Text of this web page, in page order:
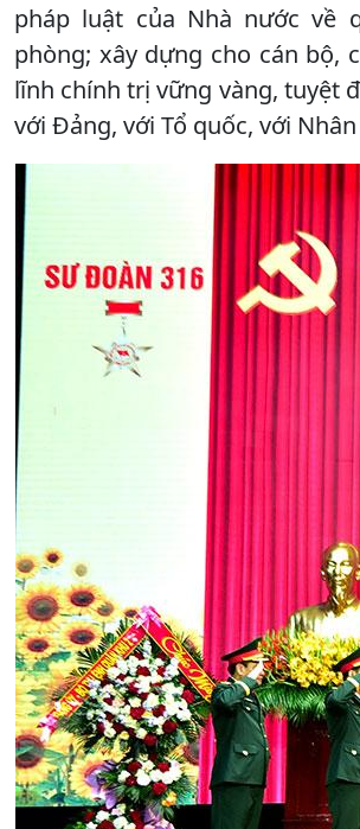
pháp luật của Nhà nước về
phòng; xây dựng cho cán bộ,
lĩnh chính trị vững vàng, tuyệt
với Đảng, với Tổ quốc, với